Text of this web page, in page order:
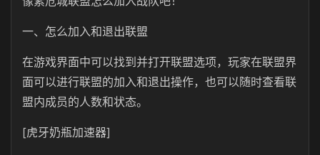
一、怎么加入和退出联盟
在游戏界面中可以找到并打开联盟选项，玩家在联盟界
面可以进行联盟的加入和退出操作，也可以随时查看联
盟内成员的人数和状态。
[虎牙奶瓶加速器]